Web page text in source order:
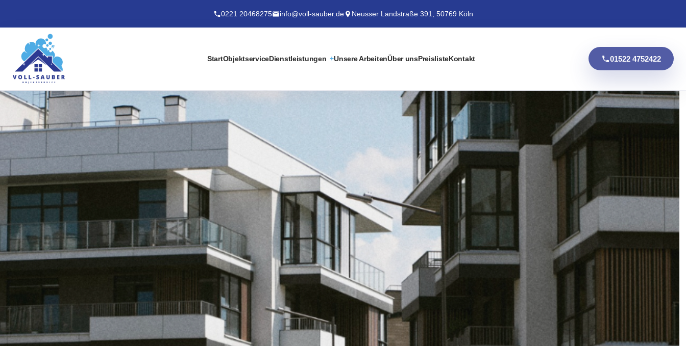
0221 20468275 info@voll-sauber.de Neusser Landstraße 391, 50769 Köln
StartObjektserviceDienstleistungen Unsere ArbeitenÜber unsPreislisteKontakt 01522 4752422